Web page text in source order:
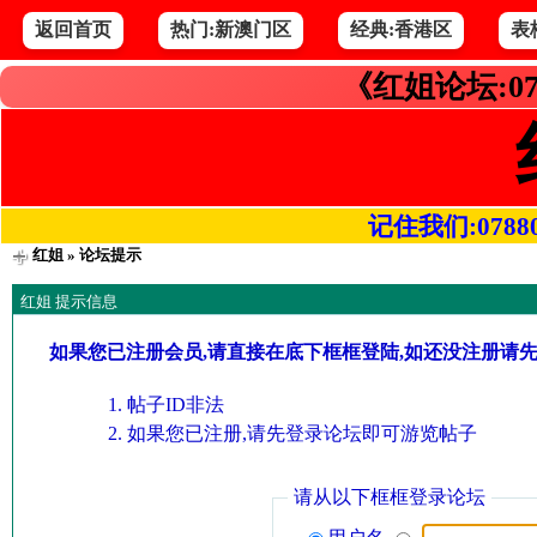
返回首页 热门:新澳门区 经典:香港区 表
《红姐论坛
记住我们
红姐» 论坛提示
红姐 提示信息
如果您已注册会员,请直接在底下框框登陆,如还没注册请
帖子ID非法
如果您已注册,请先登录论坛即可游览帖子
请从以下框框登录论坛